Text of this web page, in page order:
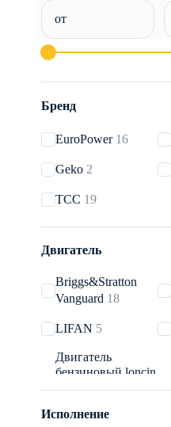
от
Бренд
EuroPower 16
Geko 2
ТСС 19
Двигатель
Briggs&Stratton
Vanguard 18
LIFAN 5
Двигатель
бензиновый loncin
lc2v90fd (Вал:
Исполнение